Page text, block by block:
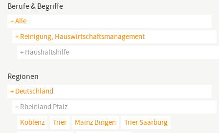
Berufe & Begriffe
+ Alle
+ Reinigung, Hauswirtschaftsmanagement
+ Haushaltshilfe
Regionen
+ Deutschland
+ Rheinland Pfalz
Koblenz
Trier Mainz Bingen
Trier Saarburg